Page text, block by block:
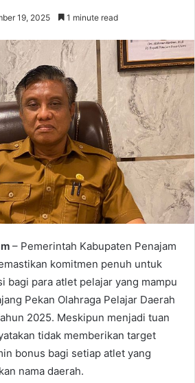
19, 2025 1 minute read
– Pemerintah Kabupaten Penajam
komitmen penuh untuk
bagi para atlet pelajar yang mampu
Pekan Olahraga Pelajar Daerah
2025. Meskipun menjadi tuan
tidak memberikan target
bonus bagi setiap atlet yang
nama daerah.